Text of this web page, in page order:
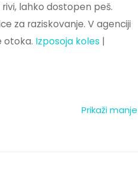
lahko dostopen peš.
za raziskovanje. V agenciji
otoka. Izposoja koles |